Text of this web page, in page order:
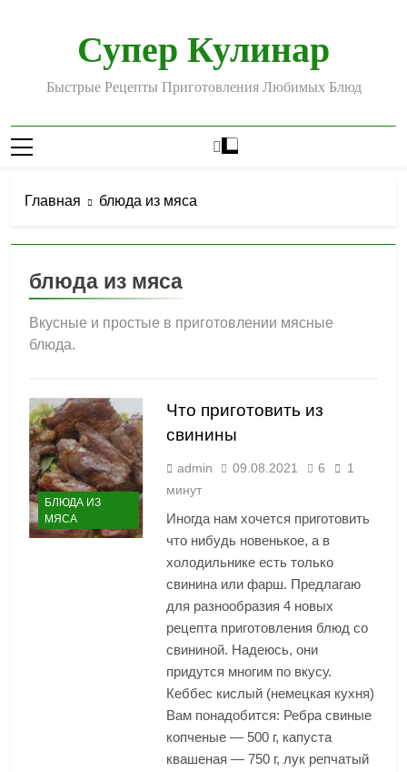
содержимомуСупер Кулинар
Быстрые Рецепты Приготовления Любимых Блюд
Главная блюда из мяса
блюда из мяса
Вкусные и простые в приготовлении мясные
блюда.
БЛЮДА ИЗ
МЯСА
Что приготовить из
свинины
admin 09.08.2021 6
1
минут
Иногда нам хочется приготовить
что нибудь новенькое, а в
холодильнике есть только
свинина или фарш. Предлагаю
для разнообразия 4 новых
рецепта приготовления блюд со
свининой. Надеюсь, они
придутся многим по вкусу.
Кеббес кислый (немецкая кухня)
Вам понадобится: Ребра свиные
копченые — 500 г, капуста
квашеная — 750 г, лук репчатый